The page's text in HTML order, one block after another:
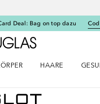
Deal: Bag on top dazu
Zur Douglas
HAARE